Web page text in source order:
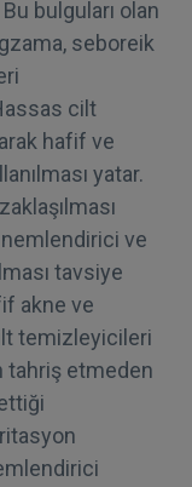
bulguları olan
seboreik
cilt
hafif ve
yatar.
ve
tavsiye
akne ve
temizleyicileri
tahriş etmeden